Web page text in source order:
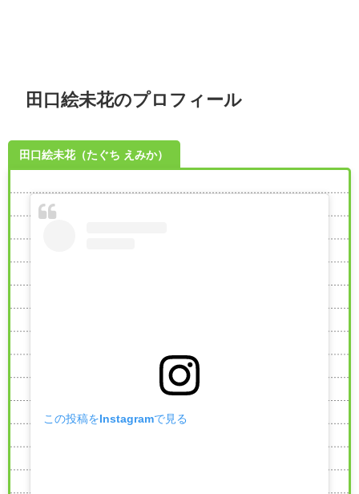
田口絵未花のプロフィール
田口絵未花（たぐち えみか）
この投稿をInstagramで見る